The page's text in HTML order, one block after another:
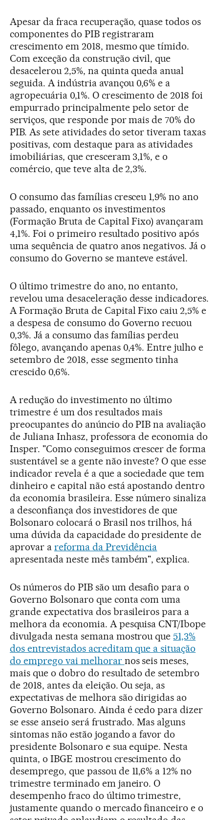
Apesar da fraca recuperação, quase todos os
componentes do PIB registraram
crescimento em 2018, mesmo que tímido.
Com exceção da construção civil, que
desacelerou 2,5%, na quinta queda anual
seguida. A indústria avançou 0,6% e a
agropecuária 0,1%. O crescimento de 2018 foi
empurrado principalmente pelo setor de
serviços, que responde por mais de 70% do
PIB. As sete atividades do setor tiveram taxas
positivas, com destaque para as atividades
imobiliárias, que cresceram 3,1%, e o
comércio, que teve alta de 2,3%.
O consumo das famílias cresceu 1,9% no ano
passado, enquanto os investimentos
(Formação Bruta de Capital Fixo) avançaram
4,1%. Foi o primeiro resultado positivo após
uma sequência de quatro anos negativos. Já o
consumo do Governo se manteve estável.
O último trimestre do ano, no entanto,
revelou uma desaceleração desse indicadores.
A Formação Bruta de Capital Fixo caiu 2,5% e
a despesa de consumo do Governo recuou
0,3%. Já a consumo das famílias perdeu
fôlego, avançando apenas 0,4%. Entre julho e
setembro de 2018, esse segmento tinha
crescido 0,6%.
A redução do investimento no último
trimestre é um dos resultados mais
preocupantes do anúncio do PIB na avaliação
de Juliana Inhasz, professora de economia do
Insper. "Como conseguimos crescer de forma
sustentável se a gente não investe? O que esse
indicador revela é a que a sociedade que tem
dinheiro e capital não está apostando dentro
da economia brasileira. Esse número sinaliza
a desconfiança dos investidores de que
Bolsonaro colocará o Brasil nos trilhos, há
uma dúvida da capacidade do presidente de
aprovar a reforma da Previdência
apresentada neste mês também", explica.
Os números do PIB são um desafio para o
Governo Bolsonaro que conta com uma
grande expectativa dos brasileiros para a
melhora da economia. A pesquisa CNT/Ibope
divulgada nesta semana mostrou que 51,3%
dos entrevistados acreditam que a situação
do emprego vai melhorar nos seis meses,
mais que o dobro do resultado de setembro
de 2018, antes da eleição. Ou seja, as
expectativas de melhora são dirigidas ao
Governo Bolsonaro. Ainda é cedo para dizer
se esse anseio será frustrado. Mas alguns
sintomas não estão jogando a favor do
presidente Bolsonaro e sua equipe. Nesta
quinta, o IBGE mostrou crescimento do
desemprego, que passou de 11,6% a 12% no
trimestre terminado em janeiro. O
desempenho fraco do último trimestre,
justamente quando o mercado financeiro e o